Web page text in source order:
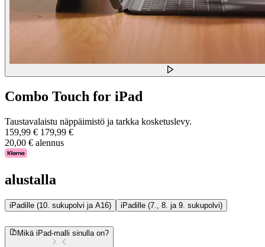
Combo Touch for iPad
Taustavalaistu näppäimistö ja tarkka kosketuslevy.
159,99 € 179,99 €
20,00 € alennus
alustalla
iPadille (10. sukupolvi ja A16) iPadille (7., 8. ja 9. sukupolvi)
Mikä iPad-malli sinulla on?